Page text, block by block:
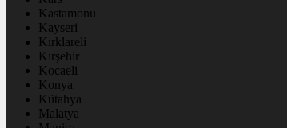
Kastamonu
Kayseri
Kırklareli
Kırşehir
Kocaeli
Konya
Kütahya
Malatya